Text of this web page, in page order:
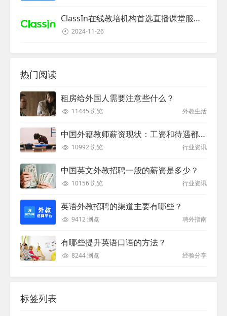
ClassIn在线教培机构首选直播课堂服务商
2024-11-26
热门阅读
租房给外国人需要注意些什么？
11445 浏览 外教生活
中国外籍教师薪资现状：工资和待遇都非常高
10992 浏览 行业资讯
中国英文外教招聘一般的薪资是多少？
10156 浏览 行业资讯
英语外教招聘的渠道主要有哪些？
9412 浏览 聘外指南
有哪些提升英语口语的方法？
8244 浏览 经验分享
标签列表